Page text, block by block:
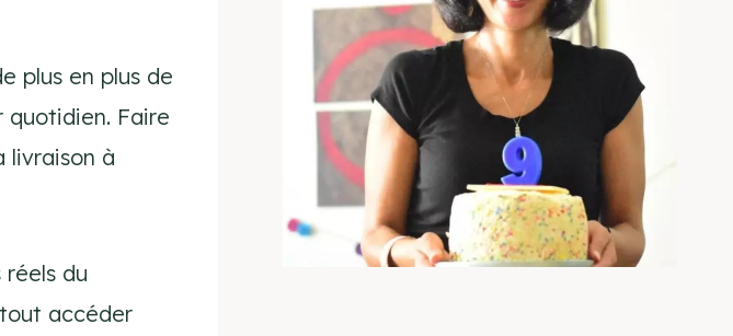
plus en plus de
quotidien. Faire
livraison à
du
accéder